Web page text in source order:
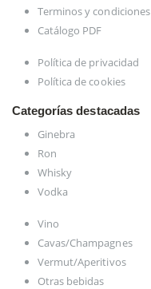
Terminos y condiciones
Catálogo PDF
Política de privacidad
Política de cookies
Categorías destacadas
Ginebra
Ron
Whisky
Vodka
Vino
Cavas/Champagnes
Vermut/Aperitivos
Otras bebidas